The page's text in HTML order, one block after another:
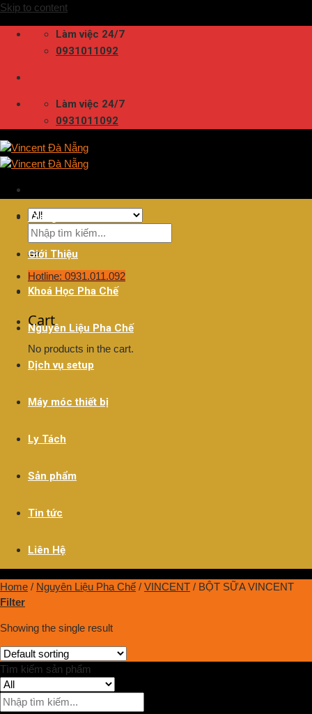
Skip to content
Làm việc 24/7
0931011092
Làm việc 24/7
0931011092
Hotline: 0931.011.092
Cart
No products in the cart.
Trang Chủ
Giới Thiệu
Khoá Học Pha Chế
Nguyên Liệu Pha Chế
Dịch vụ setup
Máy móc thiết bị
Ly Tách
Sản phẩm
Tin tức
Liên Hệ
Home / Nguyên Liệu Pha Chế / VINCENT / BỘT SỮA VINCENT
Filter
Showing the single result
Tìm kiếm sản phẩm